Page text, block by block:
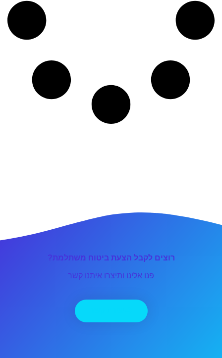
רוצים לקבל הצעת ביטוח משתלמת?
פנו אלינו ותיצרו איתנו קשר